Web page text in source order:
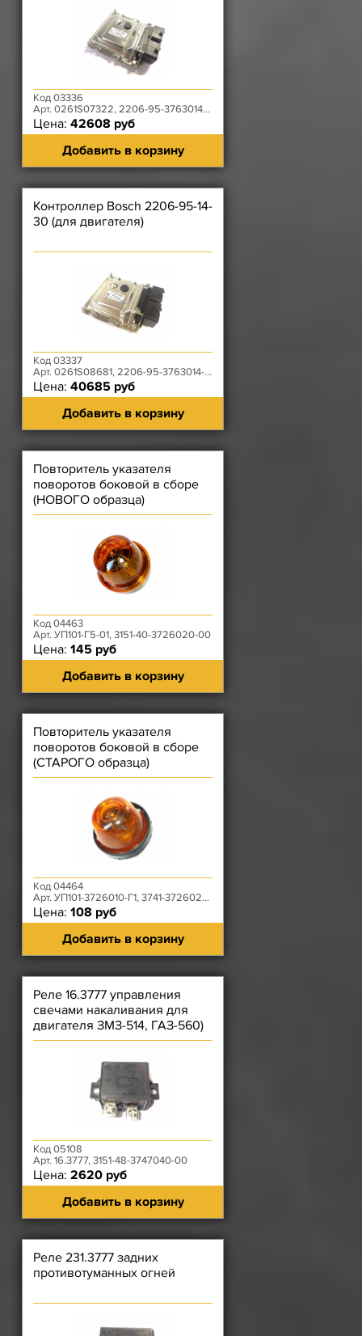
Код 03336
Арт. 0261S07322, 2206-95-3763014-20
Цена: 42608 руб
Добавить в корзину
Контроллер Bosch 2206-95-14-
30 (для двигателя)
Код 03337
Арт. 0261S08681, 2206-95-3763014-30
Цена: 40685 руб
Добавить в корзину
Повторитель указателя
поворотов боковой в сборе
(НОВОГО образца)
Код 04463
Арт. УП101-Г5-01, 3151-40-3726020-00
Цена: 145 руб
Добавить в корзину
Повторитель указателя
поворотов боковой в сборе
(СТАРОГО образца)
Код 04464
Арт. УП101-3726010-Г1, 3741-3726020-01
Цена: 108 руб
Добавить в корзину
Реле 16.3777 управления
свечами накаливания для
двигателя ЗМЗ-514, ГАЗ-560)
Автоприбор
Код 05108
Арт. 16.3777, 3151-48-3747040-00
Цена: 2620 руб
Добавить в корзину
Реле 231.3777 задних
противотуманных огней